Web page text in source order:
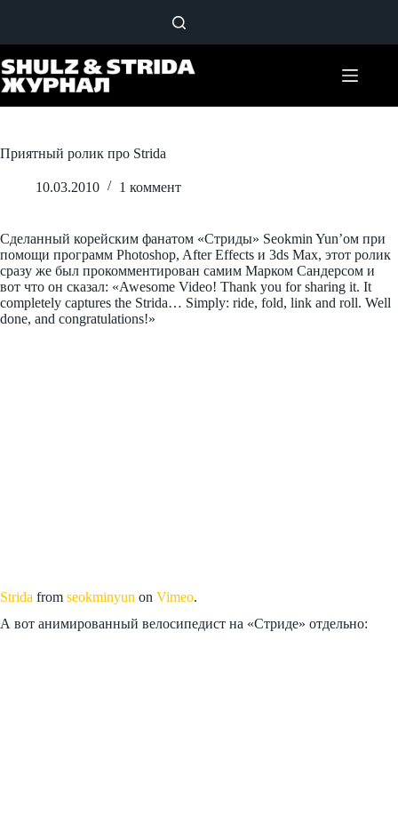
Приятный ролик про Strida
10.03.2010 1 коммент
Сделанный корейским фанатом «Стриды» Seokmin Yun’ом при
помощи программ Photoshop, After Effects и 3ds Max, этот ролик
сразу же был прокомментирован самим Марком Сандерсом и
вот что он сказал: «Awesome Video! Thank you for sharing it. It
completely captures the Strida… Simply: ride, fold, link and roll. Well
done, and congratulations!»
Strida from seokminyun on Vimeo.
А вот анимированный велосипедист на «Стриде» отдельно: